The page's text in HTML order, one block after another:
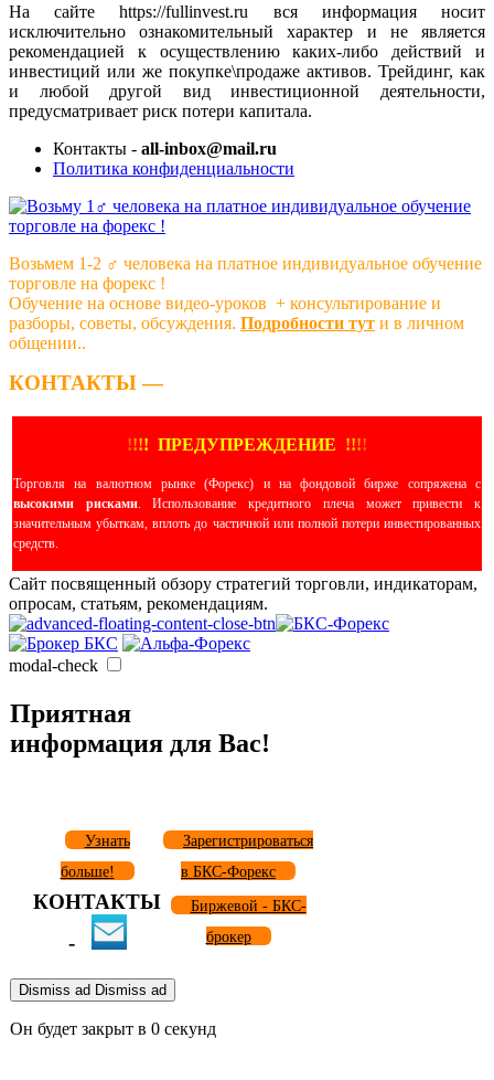
На сайте https://fullinvest.ru вся информация носит
исключительно ознакомительный характер и не является
рекомендацией к осуществлению каких-либо действий и
инвестиций или же покупке\продаже активов. Трейдинг, как
и любой другой вид инвестиционной деятельности,
предусматривает риск потери капитала.
Контакты - all-inbox@mail.ru
Политика конфиденциальности
Возьмем 1-2 ‍♂️ человека на платное индивидуальное обучение
торговле на форекс !
Обучение на основе видео-уроков ️ + консультирование и
разборы, советы, обсуждения. Подробности тут и в личном
общении..
КОНТАКТЫ —
!!!! ПРЕДУПРЕЖДЕНИЕ !!!!
Торговля на валютном рынке (Форекс) и на фондовой бирже сопряжена с
высокими рисками. Использование кредитного плеча может привести к
значительным убыткам, вплоть до частичной или полной потери инвестированных
средств.
Сайт посвященный обзору стратегий торговли, индикаторам,
опросам, статьям, рекомендациям.
modal-check
Приятная
информация для Вас!
Узнать
больше!
Зарегистрироваться
в БКС-Форекс
КОНТАКТЫ
-
Биржевой - БКС-
брокер
Dismiss ad Dismiss ad
Он будет закрыт в 0 секунд